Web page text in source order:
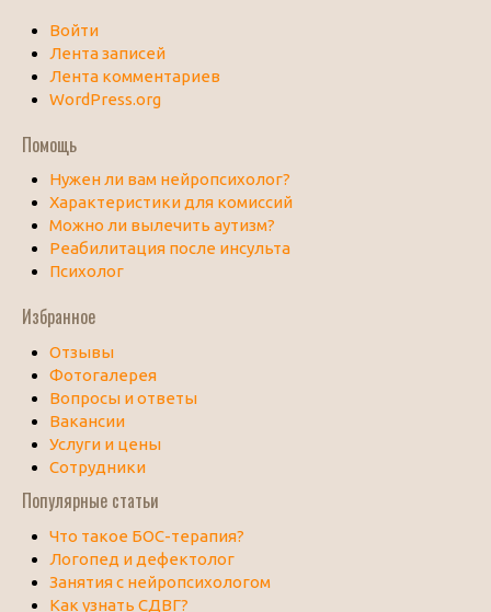
Войти
Лента записей
Лента комментариев
WordPress.org
Помощь
Нужен ли вам нейропсихолог?
Характеристики для комиссий
Можно ли вылечить аутизм?
Реабилитация после инсульта
Психолог
Избранное
Отзывы
Фотогалерея
Вопросы и ответы
Вакансии
Услуги и цены
Сотрудники
Популярные статьи
Что такое БОС-терапия?
Логопед и дефектолог
Занятия с нейропсихологом
Как узнать СДВГ?